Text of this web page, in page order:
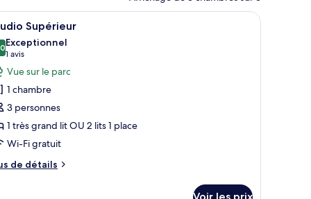
ordinateur portable est posé sur la table.
grand lit, d’un téléviseur fixé au mur et d’une porte-fenêtre
:
Une chambre moderne dotée d’un grand
6 Supérieur
sur 10
Exceptionnel
1 avis
(1 avis)
Vue sur le parc
1 chambre
3 personnes
1 très grand lit OU 2 lits 1 place
Wi-Fi gratuit
de détails